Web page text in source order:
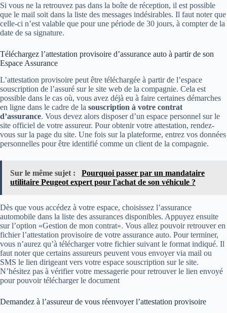
Si vous ne la retrouvez pas dans la boîte de réception, il est possible
que le mail soit dans la liste des messages indésirables. Il faut noter que
celle-ci n’est valable que pour une période de 30 jours, à compter de la
date de sa signature.
Téléchargez l’attestation provisoire d’assurance auto à partir de son
Espace Assurance
L’attestation provisoire peut être téléchargée à partir de l’espace
souscription de l’assuré sur le site web de la compagnie. Cela est
possible dans le cas où, vous avez déjà eu à faire certaines démarches
en ligne dans le cadre de la souscription à votre contrat
d’assurance. Vous devez alors disposer d’un espace personnel sur le
site officiel de votre assureur. Pour obtenir votre attestation, rendez-
vous sur la page du site. Une fois sur la plateforme, entrez vos données
personnelles pour être identifié comme un client de la compagnie.
Sur le même sujet :
Pourquoi passer par un mandataire
utilitaire Peugeot expert pour l'achat de son véhicule ?
Dès que vous accédez à votre espace, choisissez l’assurance
automobile dans la liste des assurances disponibles. Appuyez ensuite
sur l’option «Gestion de mon contrat». Vous allez pouvoir retrouver en
fichier l’attestation provisoire de votre assurance auto. Pour terminer,
vous n’aurez qu’à télécharger votre fichier suivant le format indiqué. Il
faut noter que certains assureurs peuvent vous envoyer via mail ou
SMS le lien dirigeant vers votre espace souscription sur le site.
N’hésitez pas à vérifier votre messagerie pour retrouver le lien envoyé
pour pouvoir télécharger le document
Demandez à l’assureur de vous réenvoyer l’attestation provisoire